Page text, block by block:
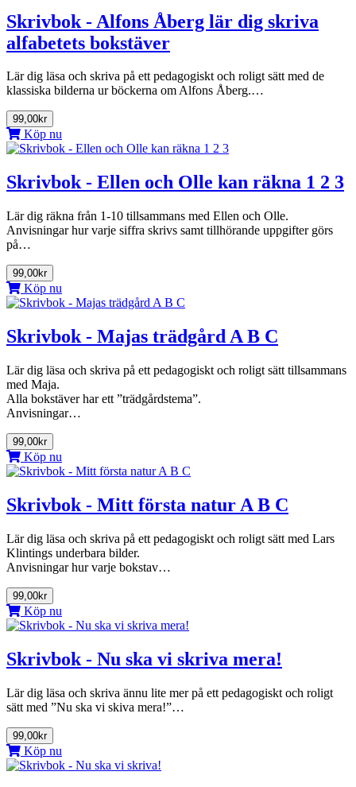
Skrivbok - Alfons Åberg lär dig skriva
alfabetets bokstäver
Lär dig läsa och skriva på ett pedagogiskt och roligt sätt med de
klassiska bilderna ur böckerna om Alfons Åberg.…
99,00kr
Köp nu
Skrivbok - Ellen och Olle kan räkna 1 2 3
Lär dig räkna från 1-10 tillsammans med Ellen och Olle.
Anvisningar hur varje siffra skrivs samt tillhörande uppgifter görs
på…
99,00kr
Köp nu
Skrivbok - Majas trädgård A B C
Lär dig läsa och skriva på ett pedagogiskt och roligt sätt tillsammans
med Maja.
Alla bokstäver har ett ”trädgårdstema”.
Anvisningar…
99,00kr
Köp nu
Skrivbok - Mitt första natur A B C
Lär dig läsa och skriva på ett pedagogiskt och roligt sätt med Lars
Klintings underbara bilder.
Anvisningar hur varje bokstav…
99,00kr
Köp nu
Skrivbok - Nu ska vi skriva mera!
Lär dig läsa och skriva ännu lite mer på ett pedagogiskt och roligt
sätt med ”Nu ska vi skiva mera!”…
99,00kr
Köp nu